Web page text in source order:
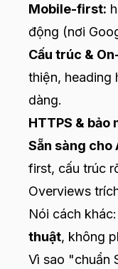
Mobile-first:
động (nơi
Cấu trúc &
thiện, heading
dàng.
HTTPS & bảo
Sẵn sàng cho
first, cấu trúc
Overviews
Nói cách
thuật, không
Vì sao "chuẩn